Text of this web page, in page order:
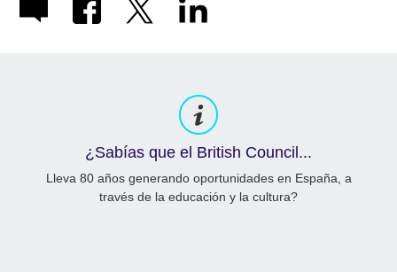
¿Sabías que el British Council...
Lleva 80 años generando oportunidades en España, a
través de la educación y la cultura?